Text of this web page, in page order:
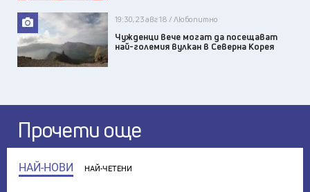
19:30, 23 авг 18 / Любопитно
Чужденци вече могат да посещават
най-големия вулкан в Северна Корея
Прочети още
НАЙ-НОВИ НАЙ-ЧЕТЕНИ